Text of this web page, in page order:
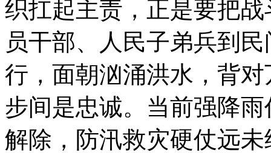
织扛起主责，正是要把
员干部、人民子弟兵到
行，面朝汹涌洪水，背
步间是忠诚。当前强降
解除，防汛救灾硬仗远